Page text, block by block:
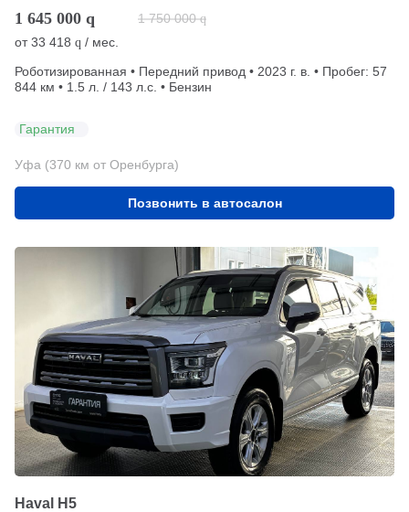
1 645 000 q 1 750 000 q
от33 418 q / мес.
Роботизированная • Передний привод • 2023 г. в. • Пробег: 57
844 км • 1.5 л. / 143 л.с. • Бензин
Гарантия
Уфа (370 км от Оренбурга)
Позвонить в автосалон
Haval H5